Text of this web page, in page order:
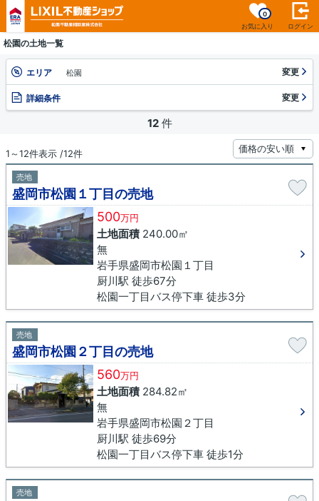
お気に入り
0
ログイン
松園の土地一覧
エリア 松園 変更
詳細条件 変更
12 件
1～12件表示 /12件
売地
盛岡市松園１丁目の売地
500万円
土地面積240.00㎡
無
岩手県盛岡市松園１丁目
厨川駅 徒歩67分
松園一丁目バス停下車 徒歩3分
売地
盛岡市松園２丁目の売地
560万円
土地面積284.82㎡
無
岩手県盛岡市松園２丁目
厨川駅 徒歩69分
松園一丁目バス停下車 徒歩1分
売地